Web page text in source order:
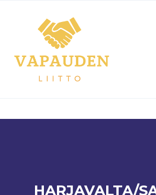
sisältöön
HARJAVALTA/